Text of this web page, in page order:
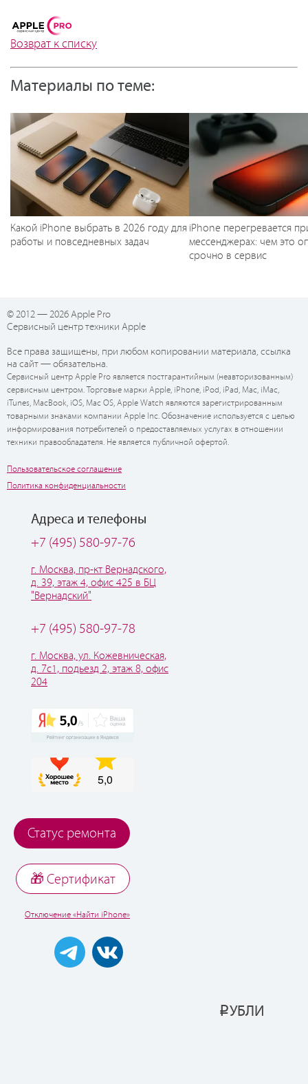
Возврат к списку
Материалы по теме:
Какой iPhone выбрать в 2026 году для
работы и повседневных задач
iPhone перегревается
мессенджерах: чем это
срочно в сервис
© 2012 — 2026 Apple Pro
Сервисный центр техники Apple
Все права защищены, при любом копировании материала, ссылка
на сайт — обязательна.
Сервисный центр Apple Pro является постгарантийным (неавторизованным)
сервисным центром. Торговые марки Apple, iPhone, iPod, iPad, Mac, iMac,
iTunes, MacBook, iOS, Mac OS, Apple Watch являются зарегистрированным
товарными знаками компании Apple Inc. Обозначение используется с целью
информирования потребителей о предоставляемых услугах в отношении
техники правообладателя. Не является публичной офертой.
Пользовательское соглашение
Политика конфиденциальности
Адреса и телефоны
+7 (495) 580-97-76
г. Москва, пр-кт Вернадского,
д. 39, этаж 4, офис 425 в БЦ
"Вернадский"
+7 (495) 580-97-78
г. Москва, ул. Кожевническая,
д. 7с1, подьезд 2, этаж 8, офис
204
Статус ремонта
🎁 Cертификат
Отключение «Найти iPhone»
РУБЛИ